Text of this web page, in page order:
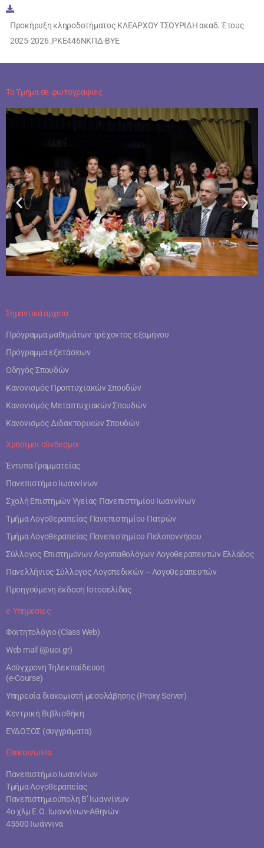
Προκήρυξη κληροδοτήματος ΚΛΕΑΡΧΟΥ ΤΣΟΥΡΙΔΗ ακαδ. Έτους
2025-2026_ΡΚΕ446ΝΚΠΔ-ΒΥΕ
Το Τμήμα σε φωτογραφίες
Σημαντικά αρχεία
Πρόγραμμα μαθημάτων τρέχοντος εξαμήνου
Πρόγραμμα εξετάσεων
Οδηγός Σπουδών
Κανονισμός Προπτυχιακών Σπουδών
Κανονισμός Μεταπτυχιακών Σπουδών
Κανονισμός Διδακτορικών Σπουδών
Χρήσιμοι σύνδεσμοι
Έντυπα Γραμματείας
Πανεπιστήμιο Ιωαννίνων
Σχολή Επιστημών Υγείας Πανεπιστημίου Ιωαννίνων
Τμήμα Λογοθεραπείας Πανεπιστημίου Πατρών
Τμήμα Λογοθεραπείας Πανεπιστημίου Πελοποννήσου
Σύλλογος Επιστημόνων Λογοπαθολόγων Λογοθεραπευτών Ελλάδος
Πανελλήνιος Σύλλογος Λογοπεδικών – Λογοθεραπευτών
Προηγούμενη έκδοση Ιστοσελίδας
e- Υπηρεσίες
Φοιτητολόγιο (Class Web)
Web mail (@uoi.gr)
Ασύγχρονη Τηλεκπαίδευση
(e-Course)
Υπηρεσία διακομιστή μεσολάβησης (Proxy Server)
Κεντρική Βιβλιοθήκη
ΕΥΔΟΞΟΣ (συγγράματα)
Επικοινωνία
Πανεπιστήμιο Ιωαννίνων
Τμήμα Λογοθεραπείας
Πανεπιστημιούπολη Β’ Ιωαννίνων
4ο χλμ Ε.Ο. Ιωαννίνων-Αθηνών
45500 Ιωάννινα